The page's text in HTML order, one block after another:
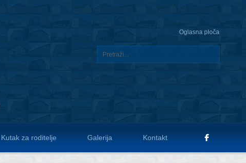
Oglasna ploča
Kutak za roditelje Galerija Kontakt